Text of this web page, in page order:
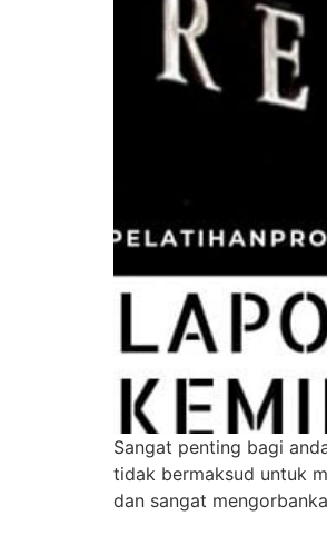
Sangat penting bagi
tidak bermaksud untuk
dan sangat